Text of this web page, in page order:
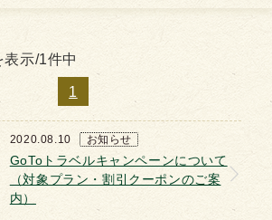
示/1件中
1
2020.08.10 お知らせ
GoToトラベルキャンペーンについて
（対象プラン・割引クーポンのご案
内）
ルルーム POSADA